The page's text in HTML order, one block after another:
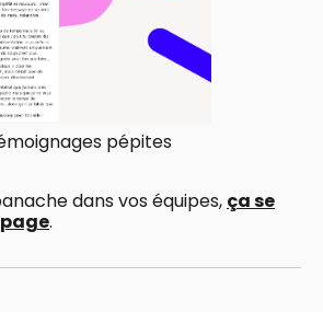
pépites
dans vos équipes, ça se
.